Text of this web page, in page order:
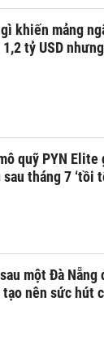
khiến mảng
tỷ USD
quỹ PYN
tháng 7 ‘tồi
một Đà
tạo nên sức hút